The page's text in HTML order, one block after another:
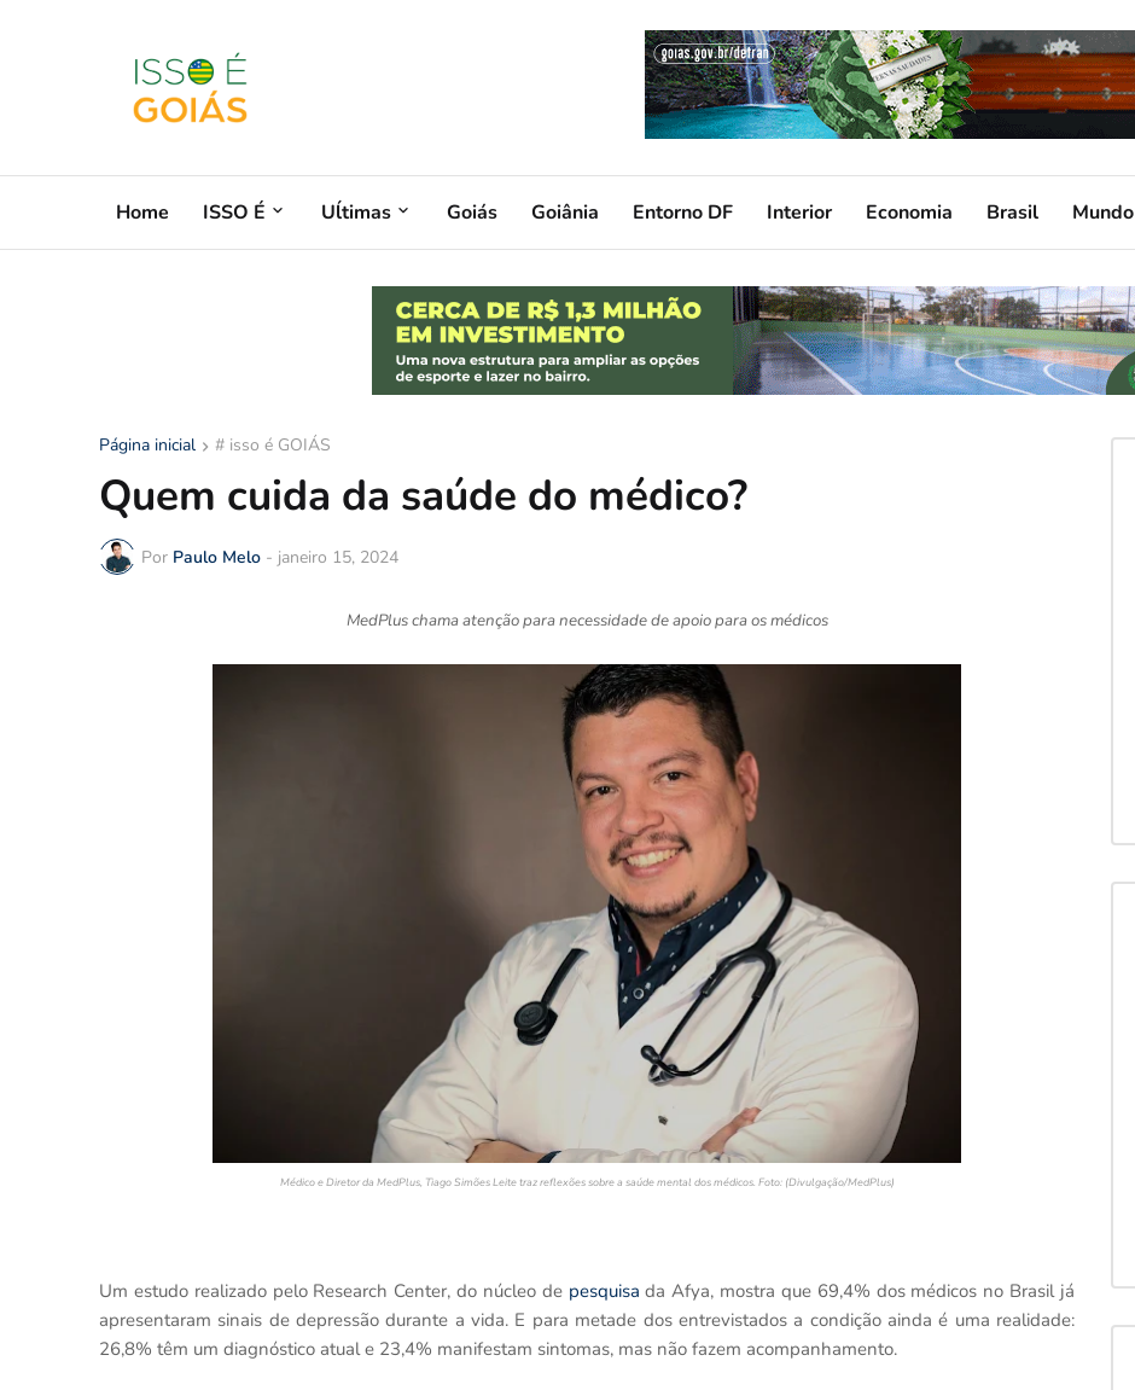
Home ISSO É Uĺtimas Goiás Goiânia Entorno DF Interior Economia Brasil Mundo
Página inicial # isso é GOIÁS
Quem cuida da saúde do médico?
Por Paulo Melo - janeiro 15, 2024
MedPlus chama atenção para necessidade de apoio para os médicos
Médico e Diretor da MedPlus, Tiago Simões Leite traz reflexões sobre a saúde mental dos médicos. Foto: (Divulgação/MedPlus)
Um estudo realizado pelo Research Center, do núcleo de pesquisa da Afya, mostra que 69,4% dos médicos no Brasil já
apresentaram sinais de depressão durante a vida. E para metade dos entrevistados a condição ainda é uma realidade:
26,8% têm um diagnóstico atual e 23,4% manifestam sintomas, mas não fazem acompanhamento.